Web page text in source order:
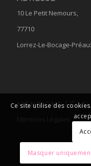
10 Le Petit Nemours,
77710
Lorrez-Le-Bocage-
MENTIONS
Ce site utilise des
Masquer